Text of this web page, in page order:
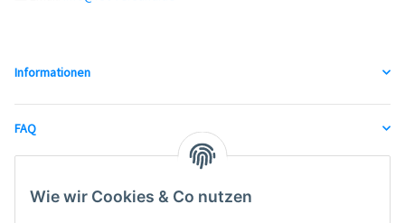
Wie wir Cookies & Co nutzen
Informationen
FAQ
unsere Partner